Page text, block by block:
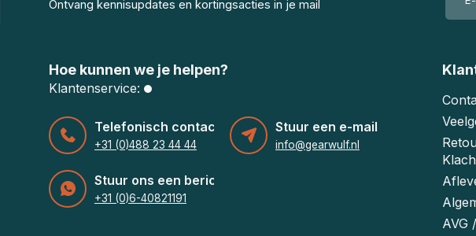
Ontvang kennisupdates en kortingsacties in je mail
Hoe kunnen we je helpen?
Klantenservice:
Telefonisch contact
+31 (0)488 23 44 44
Stuur een e-mail
info@gearwulf.nl
Stuur ons een bericht
+31 (0)6-40821191
AVG